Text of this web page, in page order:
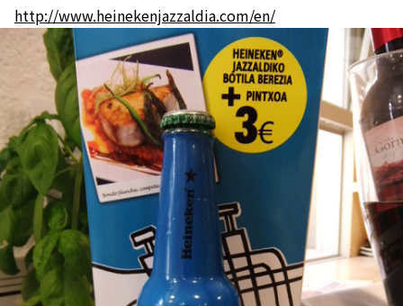
http://www.heinekenjazzaldia.com/en/